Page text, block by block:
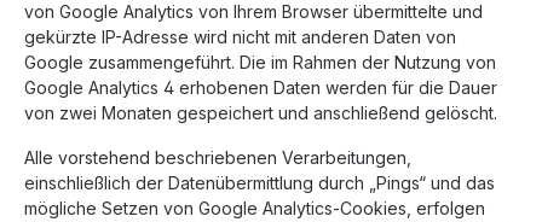
von Google Analytics von Ihrem Browser übermittelte und
gekürzte IP-Adresse wird nicht mit anderen Daten von
Google zusammengeführt. Die im Rahmen der Nutzung von
Google Analytics 4 erhobenen Daten werden für die Dauer
von zwei Monaten gespeichert und anschließend gelöscht.
Alle vorstehend beschriebenen Verarbeitungen,
einschließlich der Datenübermittlung durch „Pings“ und das
mögliche Setzen von Google Analytics-Cookies, erfolgen